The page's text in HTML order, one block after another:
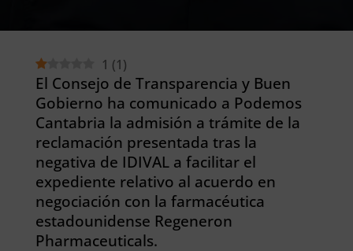
1 (1)
El Consejo de Transparencia y Buen
Gobierno ha comunicado a Podemos
Cantabria la admisión a trámite de la
reclamación presentada tras la
negativa de IDIVAL a facilitar el
expediente relativo al acuerdo en
negociación con la farmacéutica
estadounidense Regeneron
Pharmaceuticals.